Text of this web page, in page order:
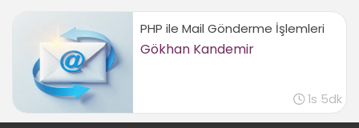
Üye giriş sayfası oluşturmak
02:00
Üyelik bilgileri kontrolü
03:27
Session ile oturum kontrolü
02:31
PHP ile Mail Gönderme İşlemleri
Gökhan Kandemir
1s 5dk